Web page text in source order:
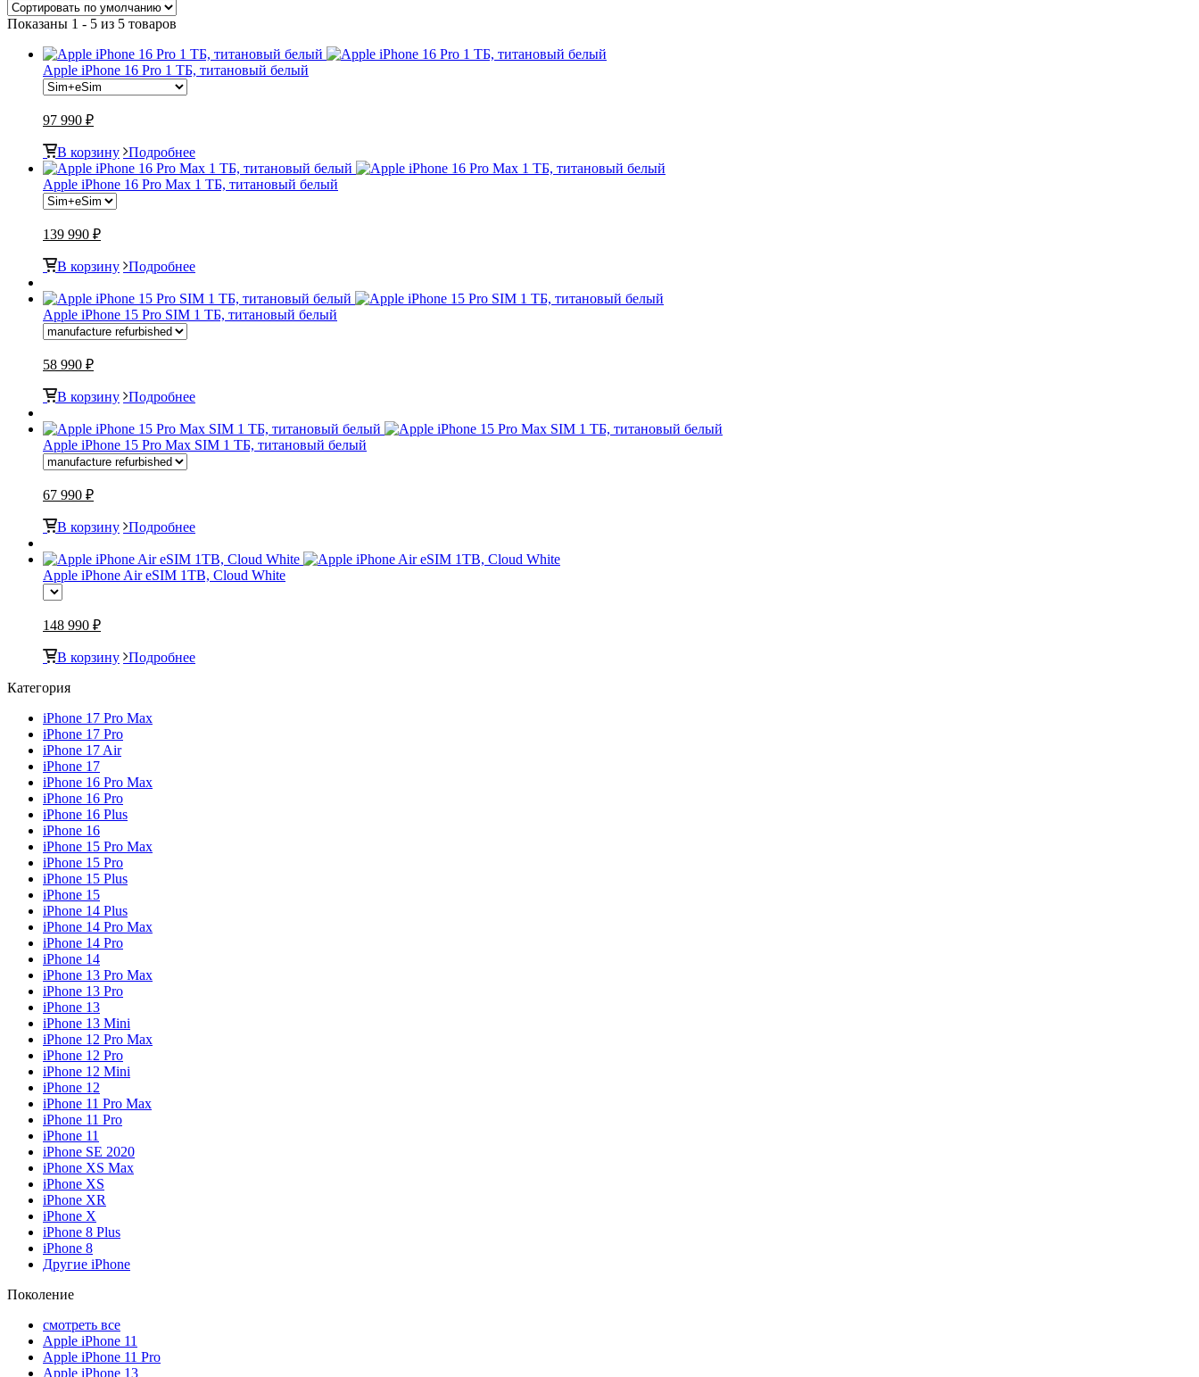
Показаны 1 - 5 из 5 товаров
Apple iPhone 16 Pro 1 ТБ, титановый белый
97 990 ₽
В корзину Подробнее
Apple iPhone 16 Pro Max 1 ТБ, титановый белый
139 990 ₽
В корзину Подробнее
Apple iPhone 15 Pro SIM 1 ТБ, титановый белый
58 990 ₽
В корзину Подробнее
Apple iPhone 15 Pro Max SIM 1 ТБ, титановый белый
67 990 ₽
В корзину Подробнее
Apple iPhone Air eSIM 1TB, Cloud White
148 990 ₽
В корзину Подробнее
Категория
iPhone 17 Pro Max
iPhone 17 Pro
iPhone 17 Air
iPhone 17
iPhone 16 Pro Max
iPhone 16 Pro
iPhone 16 Plus
iPhone 16
iPhone 15 Pro Max
iPhone 15 Pro
iPhone 15 Plus
iPhone 15
iPhone 14 Plus
iPhone 14 Pro Max
iPhone 14 Pro
iPhone 14
iPhone 13 Pro Max
iPhone 13 Pro
iPhone 13
iPhone 13 Mini
iPhone 12 Pro Max
iPhone 12 Pro
iPhone 12 Mini
iPhone 12
iPhone 11 Pro Max
iPhone 11 Pro
iPhone 11
iPhone SE 2020
iPhone XS Max
iPhone XS
iPhone XR
iPhone X
iPhone 8 Plus
iPhone 8
Другие iPhone
Поколение
смотреть все
Apple iPhone 11
Apple iPhone 11 Pro
Apple iPhone 13